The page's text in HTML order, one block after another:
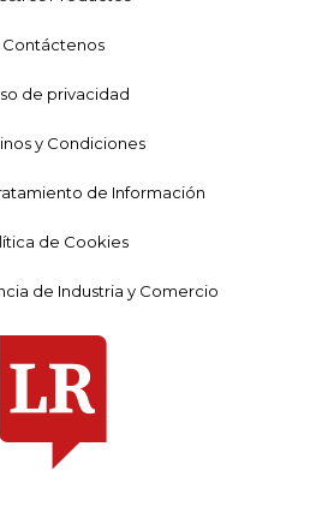
Contáctenos
de privacidad
y Condiciones
de Información
de Cookies
de Industria y Comercio